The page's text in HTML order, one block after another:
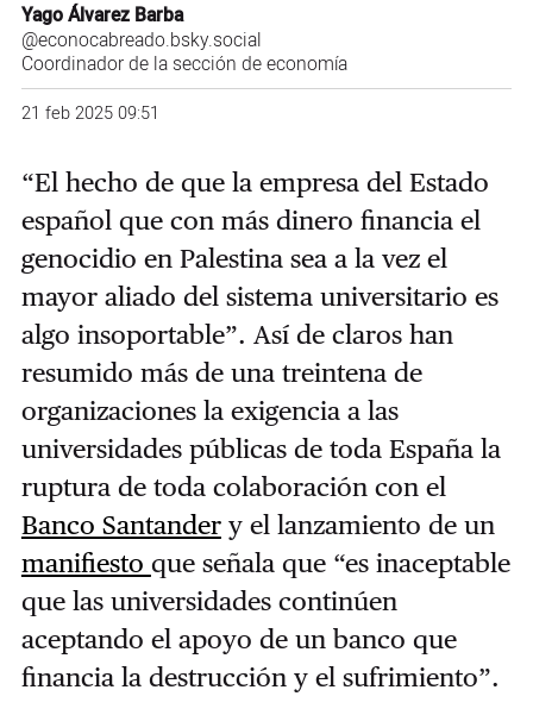
Yago Álvarez Barba
@econocabreado.bsky.social
Coordinador de la sección de economía
21 feb 2025 09:51
“El hecho de que la empresa del Estado
español que con más dinero financia el
genocidio en Palestina sea a la vez el
mayor aliado del sistema universitario es
algo insoportable”. Así de claros han
resumido más de una treintena de
organizaciones la exigencia a las
universidades públicas de toda España la
ruptura de toda colaboración con el
Banco Santandery el lanzamiento de un
manifiesto que señala que “es inaceptable
que las universidades continúen
aceptando el apoyo de un banco que
financia la destrucción y el sufrimiento”.